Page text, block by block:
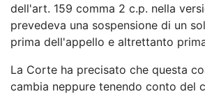
dell'art. 159 comma 2 c.p. nella
prevedeva una sospensione di un
prima dell'appello e altrettanto
La Corte ha precisato che questa
cambia neppure tenendo conto del